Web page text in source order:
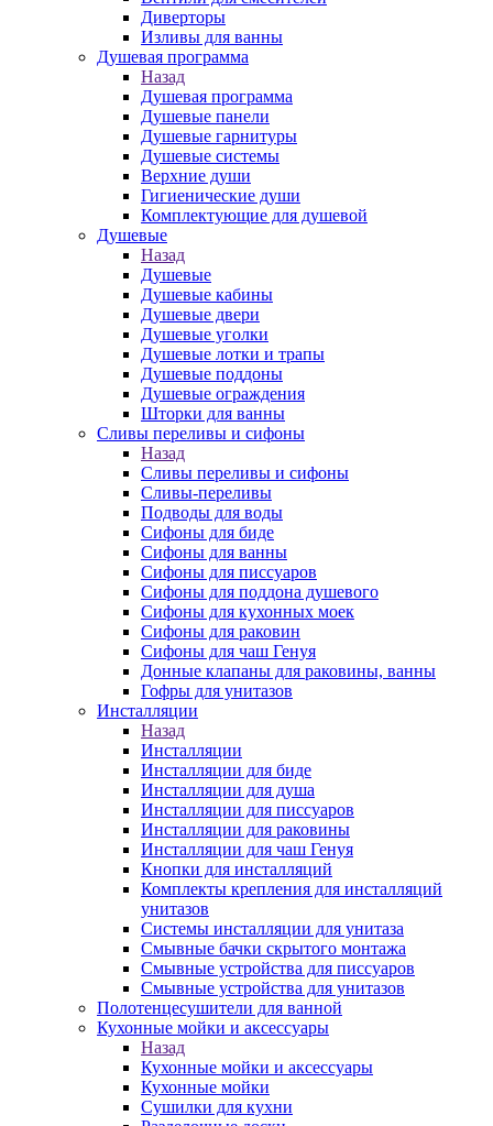
Диверторы
Изливы для ванны
Душевая программа
Назад
Душевая программа
Душевые панели
Душевые гарнитуры
Душевые системы
Верхние души
Гигиенические души
Комплектующие для душевой
Душевые
Назад
Душевые
Душевые кабины
Душевые двери
Душевые уголки
Душевые лотки и трапы
Душевые поддоны
Душевые ограждения
Шторки для ванны
Сливы переливы и сифоны
Назад
Сливы переливы и сифоны
Сливы-переливы
Подводы для воды
Сифоны для биде
Сифоны для ванны
Сифоны для писсуаров
Сифоны для поддона душевого
Сифоны для кухонных моек
Сифоны для раковин
Сифоны для чаш Генуя
Донные клапаны для раковины, ванны
Гофры для унитазов
Инсталляции
Назад
Инсталляции
Инсталляции для биде
Инсталляции для душа
Инсталляции для писсуаров
Инсталляции для раковины
Инсталляции для чаш Генуя
Кнопки для инсталляций
Комплекты крепления для инсталляций
унитазов
Системы инсталляции для унитаза
Смывные бачки скрытого монтажа
Смывные устройства для писсуаров
Смывные устройства для унитазов
Полотенцесушители для ванной
Кухонные мойки и аксессуары
Назад
Кухонные мойки и аксессуары
Кухонные мойки
Сушилки для кухни